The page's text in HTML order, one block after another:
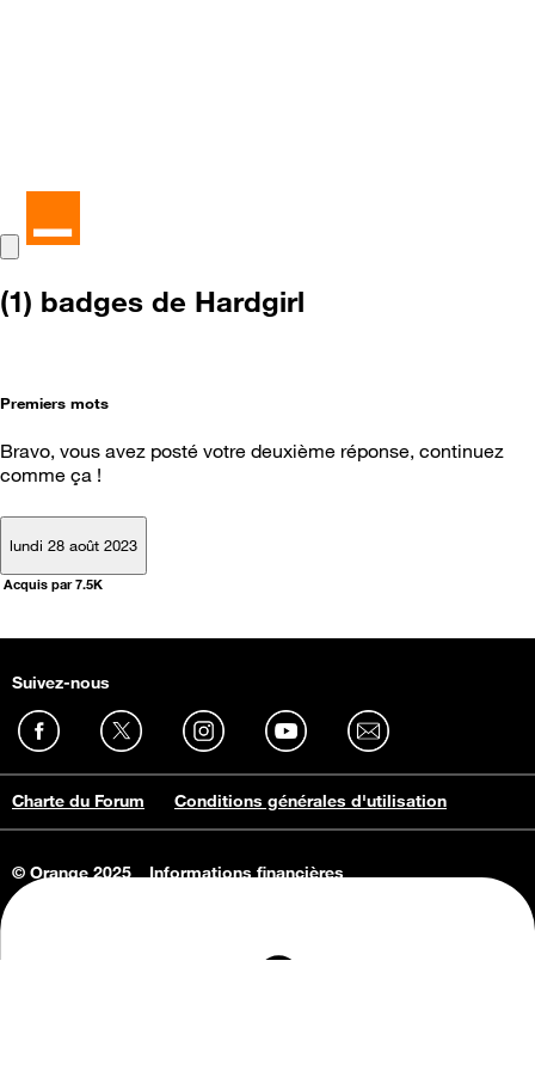
(1) badges de Hardgirl
Premiers mots
Bravo, vous avez posté votre deuxième réponse, continuez
comme ça !
lundi 28 août 2023
Acquis par 7.5K
Suivez-nous
Charte du Forum Conditions générales d'utilisation
© Orange 2025
Informations financières